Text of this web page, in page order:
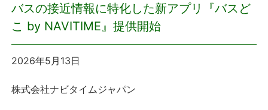
プレスリリース
プレスリリース
おしらせ
バスの接近情報に特化した新アプリ『バスど
こ by NAVITIME』提供開始
2026年5月13日
株式会社ナビタイムジャパン